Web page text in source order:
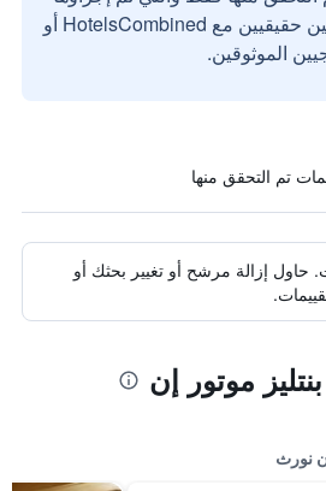
بواسطة مستخدمين حقيقيين مع HotelsCombined أو
الموثوقين.
حاول إزالة مرشح أو تغيير بحثك أو
موتور إن
نورث